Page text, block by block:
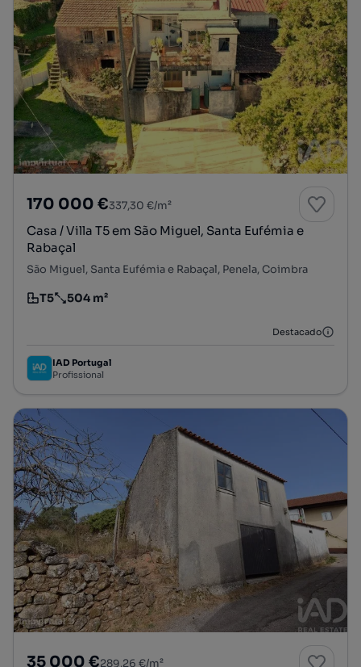
170 000 €337,30 €/m²
Casa / Villa T5 em São Miguel, Santa Eufémia e
Rabaçal
São Miguel, Santa Eufémia e Rabaçal, Penela, Coimbra
Tipologia
T5
Preço por metro quadrado
504 m²
Destacado
IAD Portugal
Profissional
35 000 €289,26 €/m²